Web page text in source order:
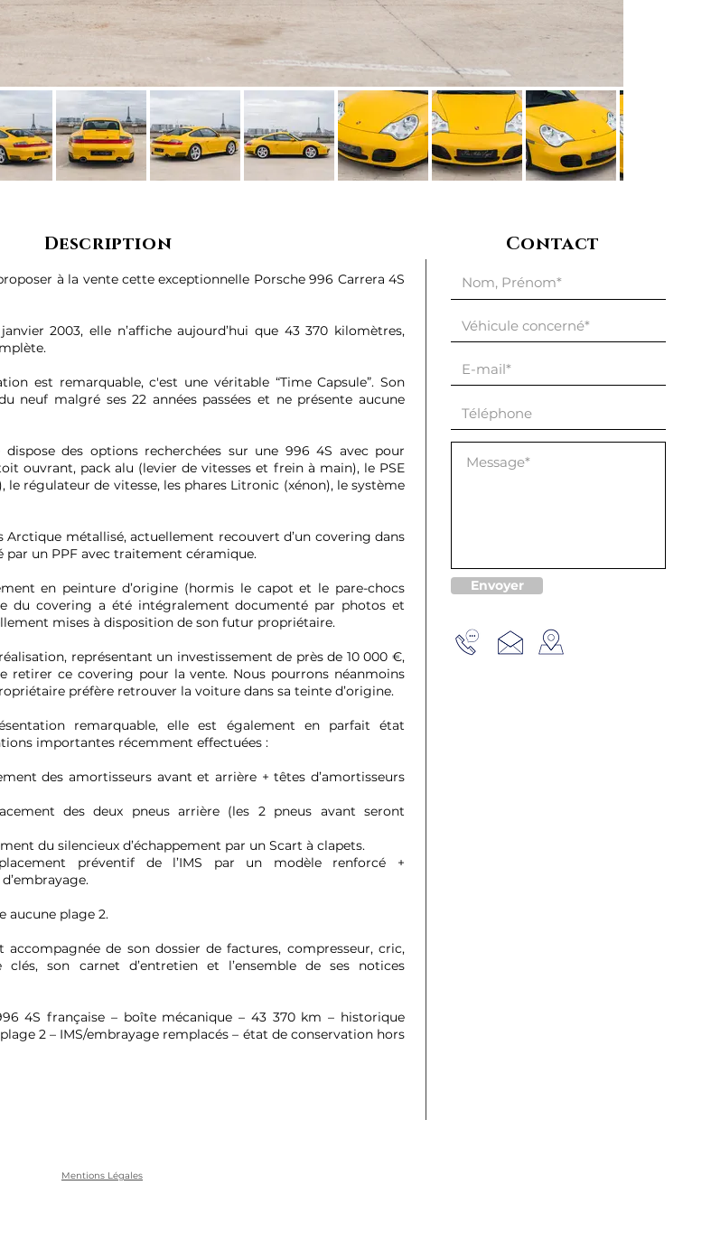
Description
à la vente cette exceptionnelle Porsche 996 Carrera 4S
2003, elle n’affiche aujourd’hui que 43 370 kilomètres,
est remarquable, c'est une véritable “Time Capsule”. Son
neuf malgré ses 22 années passées et ne présente aucune
des options recherchées sur une 996 4S avec pour
ouvrant, pack alu (levier de vitesses et frein à main), le PSE
le régulateur de vitesse, les phares Litronic (xénon), le système
Arctique métallisé, actuellement recouvert d’un covering dans
par un PPF avec traitement céramique.
en peinture d’origine (hormis le capot et le pare-chocs
du covering a été intégralement documenté par photos et
mises à disposition de son futur propriétaire.
représentant un investissement de près de 10 000 €,
retirer ce covering pour la vente. Nous pourrons néanmoins
préfère retrouver la voiture dans sa teinte d’origine.
remarquable, elle est également en parfait état
importantes récemment effectuées :
des amortisseurs avant et arrière + têtes d’amortisseurs
des deux pneus arrière (les 2 pneus avant seront
du silencieux d’échappement par un Scart à clapets.
préventif de l’IMS par un modèle renforcé +
aucune plage 2.
de son dossier de factures, compresseur, cric,
son carnet d’entretien et l’ensemble de ses notices
4S française – boîte mécanique – 43 370 km – historique
2 – IMS/embrayage remplacés – état de conservation hors
Contact
Envoyer
Mentions Légales